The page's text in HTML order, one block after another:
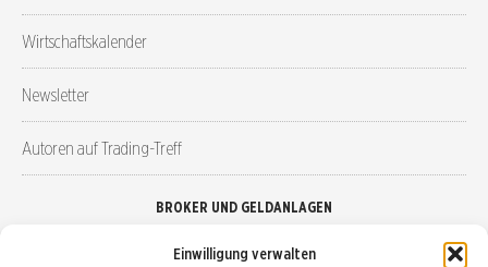
Einwilligung verwalten
Wirtschaftskalender
Newsletter
Autoren auf Trading-Treff
BROKER UND GELDANLAGEN